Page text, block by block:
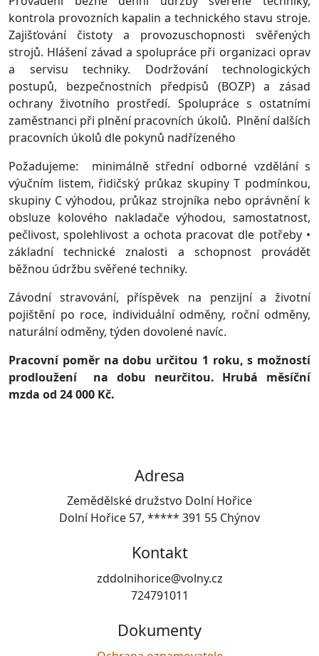
kontrola provozních kapalin a technického stavu stroje.
Zajišťování čistoty a provozuschopnosti svěřených
strojů. Hlášení závad a spolupráce při organizaci oprav
a servisu techniky. Dodržování technologických
postupů, bezpečnostních předpisů (BOZP) a zásad
ochrany životního prostředí. Spolupráce s ostatními
zaměstnanci při plnění pracovních úkolů. Plnění dalších
pracovních úkolů dle pokynů nadřízeného
Požadujeme: minimálně střední odborné vzdělání s
výučním listem, řidičský průkaz skupiny T podmínkou,
skupiny C výhodou, průkaz strojníka nebo oprávnění k
obsluze kolového nakladače výhodou, samostatnost,
pečlivost, spolehlivost a ochota pracovat dle potřeby •
základní technické znalosti a schopnost provádět
běžnou údržbu svěřené techniky.
Závodní stravování, příspěvek na penzijní a životní
pojištění po roce, individuální odměny, roční odměny,
naturální odměny, týden dovolené navíc.
Pracovní poměr na dobu určitou 1 roku, s možností
prodloužení na dobu neurčitou. Hrubá měsíční
mzda od 24 000 Kč.
Adresa
Zemědělské družstvo Dolní Hořice
Dolní Hořice 57, ***** 391 55 Chýnov
Kontakt
zddolnihorice@volny.cz
724791011
Dokumenty